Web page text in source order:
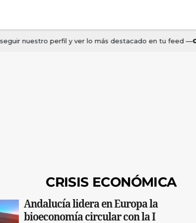
CRISIS ECONÓMICA
Andalucía lidera en Europa la
bioeconomía circular con la I